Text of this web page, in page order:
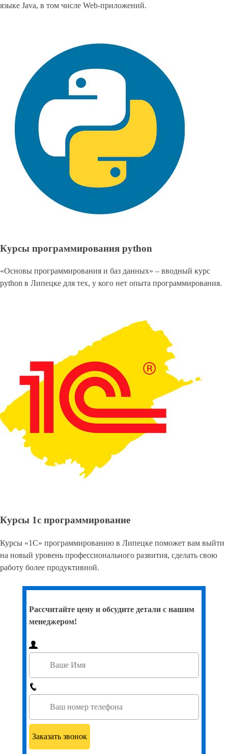
языке Java, в том числе Web-приложений.
Курсы программирования python
«Основы программирования и баз данных» – вводный курс
python в Липецке для тех, у кого нет опыта программирования.
Курсы 1с программирование
Курсы «1С» программированию в Липецке поможет вам выйти
на новый уровень профессионального развития, сделать свою
работу более продуктивной.
Рассчитайте цену и обсудите детали с нашим
менеджером!